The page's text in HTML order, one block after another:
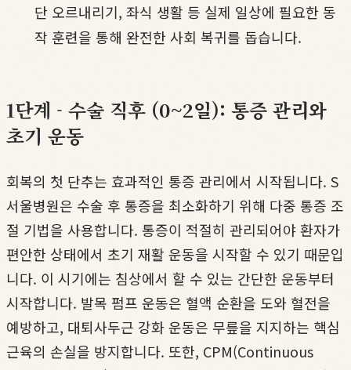
단 오르내리기, 좌식 생활 등 실제 일상에 필요한 동
작 훈련을 통해 완전한 사회 복귀를 돕습니다.
1단계 - 수술 직후 (0~2일): 통증 관리와
초기 운동
회복의 첫 단추는 효과적인 통증 관리에서 시작됩니다. S
서울병원은 수술 후 통증을 최소화하기 위해 다중 통증 조
절 기법을 사용합니다. 통증이 적절히 관리되어야 환자가
편안한 상태에서 초기 재활 운동을 시작할 수 있기 때문입
니다. 이 시기에는 침상에서 할 수 있는 간단한 운동부터
시작합니다. 발목 펌프 운동은 혈액 순환을 도와 혈전을
예방하고, 대퇴사두근 강화 운동은 무릎을 지지하는 핵심
근육의 손실을 방지합니다. 또한, CPM(Continuous